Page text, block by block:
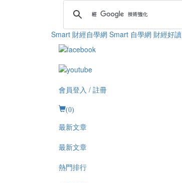
Smart 財經自學網 Smart 自學網 財經好讀
會員登入 / 註冊
(0)
最新文章
最新文章
熱門排行